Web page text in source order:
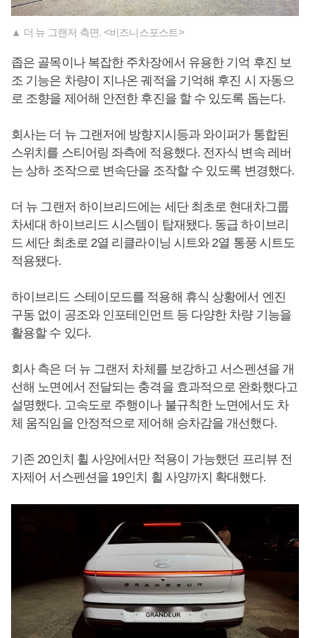
▲ 더 뉴 그랜저 측면. <비즈니스포스트>
좁은 골목이나 복잡한 주차장에서 유용한 기억 후진 보
조 기능은 차량이 지나온 궤적을 기억해 후진 시 자동으
로 조향을 제어해 안전한 후진을 할 수 있도록 돕는다.
회사는 더 뉴 그랜저에 방향지시등과 와이퍼가 통합된
스위치를 스티어링 좌측에 적용했다. 전자식 변속 레버
는 상하 조작으로 변속단을 조작할 수 있도록 변경했다.
더 뉴 그랜저 하이브리드에는 세단 최초로 현대차그룹
차세대 하이브리드 시스템이 탑재됐다. 동급 하이브리
드 세단 최초로 2열 리클라이닝 시트와 2열 통풍 시트도
적용됐다.
하이브리드 스테이모드를 적용해 휴식 상황에서 엔진
구동 없이 공조와 인포테인먼트 등 다양한 차량 기능을
활용할 수 있다.
회사 측은 더 뉴 그랜저 차체를 보강하고 서스펜션을 개
선해 노면에서 전달되는 충격을 효과적으로 완화했다고
설명했다. 고속도로 주행이나 불규칙한 노면에서도 차
체 움직임을 안정적으로 제어해 승차감을 개선했다.
기존 20인치 휠 사양에서만 적용이 가능했던 프리뷰 전
자제어 서스펜션을 19인치 휠 사양까지 확대했다.